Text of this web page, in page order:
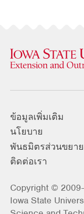
ข้อมูลเพิ่มเติม
นโยบาย
พันธมิตรส่วนขยา
ติดต่อเรา
Copyright ©
Iowa State